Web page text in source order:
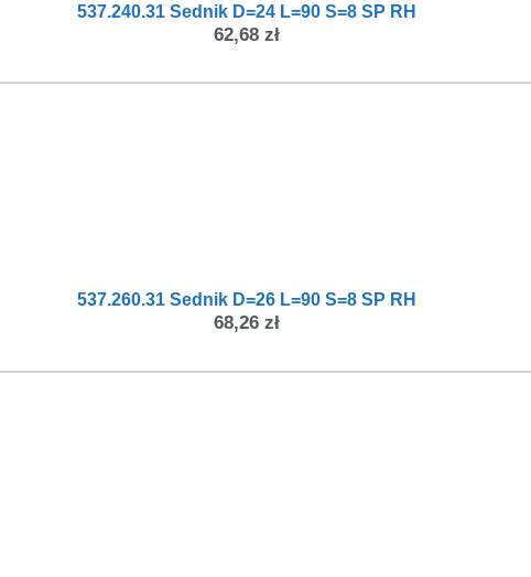
537.240.31 Sednik D=24 L=90 S=8 SP RH
62,68 zł
537.260.31 Sednik D=26 L=90 S=8 SP RH
68,26 zł